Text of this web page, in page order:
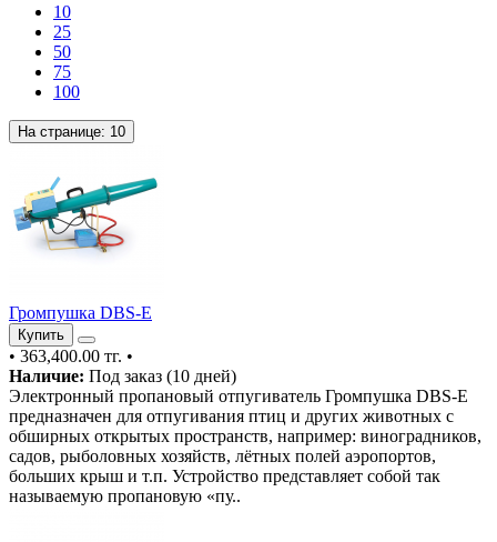
10
25
50
75
100
На странице: 10
Громпушка DBS-E
Купить
• 363,400.00 тг. •
Наличие: Под заказ (10 дней)
Электронный пропановый отпугиватель Громпушка DBS-E
предназначен для отпугивания птиц и других животных с
обширных открытых пространств, например: виноградников,
садов, рыболовных хозяйств, лётных полей аэропортов,
больших крыш и т.п. Устройство представляет собой так
называемую пропановую «пу..